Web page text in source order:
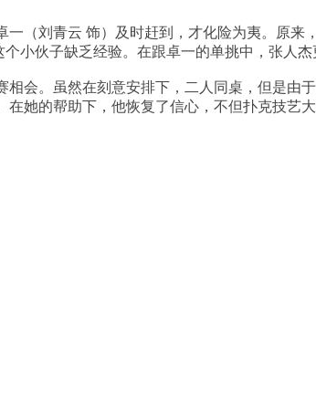
刘青云 饰）及时赶到，才化险为夷。原来
小伙子缺乏经验。在跟卓一的单挑中，张人杰
。虽然在刻意安排下，二人同桌，但是由
她的帮助下，他恢复了信心，不但扑克技艺